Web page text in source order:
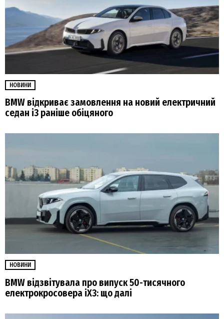
НОВИНИ
BMW відкриває замовлення на новий електричний
седан i3 раніше обіцяного
НОВИНИ
BMW відзвітувала про випуск 50-тисячного
електрокросовера iX3: що далі